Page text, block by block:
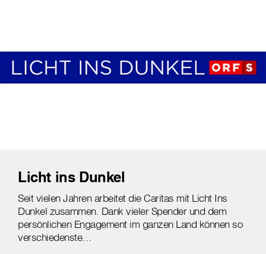
Licht ins Dunkel
Seit vielen Jahren arbeitet die Caritas mit Licht Ins
Dunkel zusammen. Dank vieler Spender und dem
persönlichen Engagement im ganzen Land können so
verschiedenste…